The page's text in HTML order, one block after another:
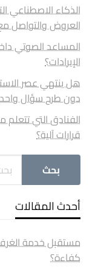
الذكاء الاصطناعي
العروض والتواصل
المساعد الصوتي
الإيرادات؟
هل ينتهي عصر
دون طرح سؤال واحد
الفنادق التي
قرارات آلية؟
أحدث المقالات
مستقبل خدمة
كفاءة؟